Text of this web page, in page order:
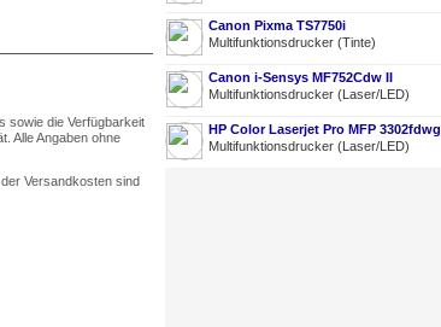
sowie die Verfügbarkeit
Alle Angaben ohne
Versandkosten sind
Canon Pixma TS7750i
Multifunktionsdrucker (Tinte)
Canon i-Sensys MF752Cdw II
Multifunktionsdrucker (Laser/LED)
HP Color Laserjet Pro MFP 3302fdwg
Multifunktionsdrucker (Laser/LED)